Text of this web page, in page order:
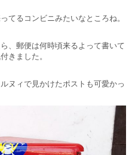
てるコンビニみたいなところね。
、郵便は何時頃来るよって書いて
きました。
ヌィで見かけたポストも可愛かっ